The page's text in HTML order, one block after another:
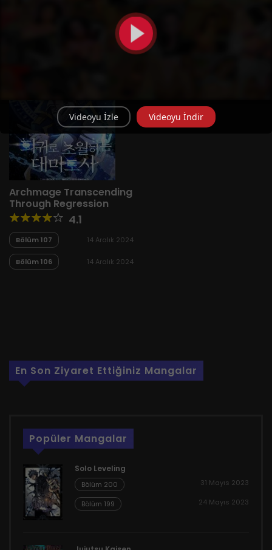
Archmage Transcending
Through Regression
4.1
Bölüm 107 14 Aralık 2024
Bölüm 106 14 Aralık 2024
En Son Ziyaret Ettiğiniz Mangalar
Popüler Mangalar
Solo Leveling
Bölüm 200 31 Mayıs 2023
Bölüm 199 24 Mayıs 2023
Videoyu İzle Videoyu İndir